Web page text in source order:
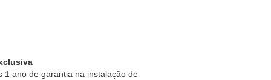
1 ano de garantia na instalação de